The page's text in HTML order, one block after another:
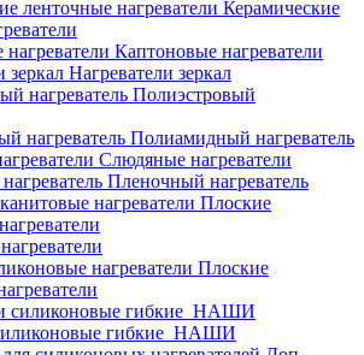
Керамические
Каптоновые нагреватели
Нагреватели зеркал
Полиэстровый
Полиамидный нагреватель
Слюдяные нагреватели
Пленочный нагреватель
Плоские
Плоские
гибкие_НАШИ